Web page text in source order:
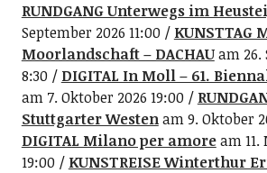
RUNDGANG Unterwegs im
September 2026 11:00
KUNSTTAG
Moorlandschaft – DACHAUam 26.
8:30
DIGITAL In Moll – 61.
am 7. Oktober 2026 19:00
Stuttgarter Westenam 9. Oktober
DIGITAL Milano per amoream 11.
19:00
KUNSTREISE Winterthur